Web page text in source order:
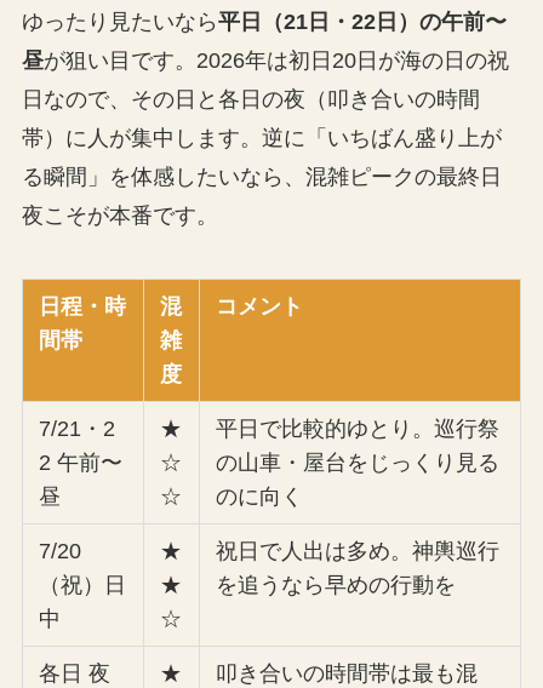
ゆったり見たいなら平日（21日・22日）の午前〜
昼が狙い目です。2026年は初日20日が海の日の祝
日なので、その日と各日の夜（叩き合いの時間
帯）に人が集中します。逆に「いちばん盛り上が
る瞬間」を体感したいなら、混雑ピークの最終日
夜こそが本番です。
日程・時
間帯
混
雑
度
コメント
7/21・2
2 午前〜
昼
★
☆
☆
平日で比較的ゆとり。巡行祭
の山車・屋台をじっくり見る
のに向く
7/20
（祝）日
中
★
★
☆
祝日で人出は多め。神輿巡行
を追うなら早めの行動を
各日 夜
★
叩き合いの時間帯は最も混